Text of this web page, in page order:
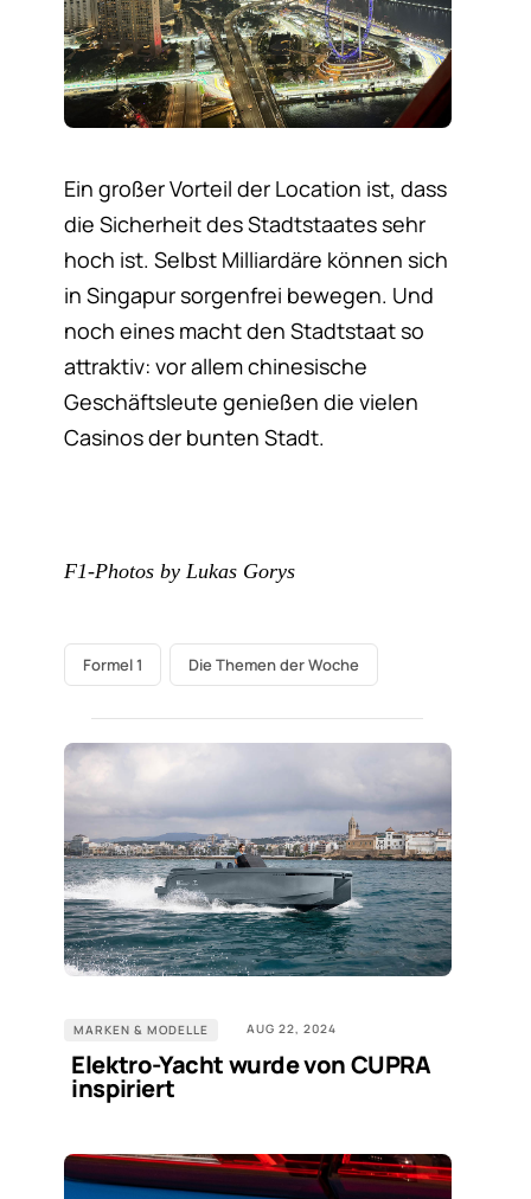
Ein großer Vorteil der Location ist, dass
die Sicherheit des Stadtstaates sehr
hoch ist. Selbst Milliardäre können sich
in Singapur sorgenfrei bewegen. Und
noch eines macht den Stadtstaat so
attraktiv: vor allem chinesische
Geschäftsleute genießen die vielen
Casinos der bunten Stadt.
F1-Photos by Lukas Gorys
Formel 1 Die Themen der Woche
MARKEN & MODELLE AUG 22, 2024
Elektro-Yacht wurde von CUPRA
inspiriert